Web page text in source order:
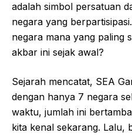
adalah simbol persatuan
negara yang
negara mana yang paling
akbar ini sejak awal?
Sejarah mencatat, SEA
dengan hanya 7 negara
waktu, jumlah ini
kita kenal sekarang. Lalu,